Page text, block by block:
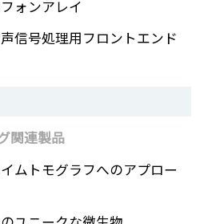
ォンアレイ
信号処理用フロントエンド
関連製品
ムトモグラフへのアプロー